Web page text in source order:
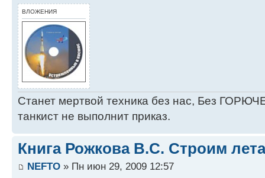
ВЛОЖЕНИЯ
Станет мертвой техника без нас, Без
танкист не выполнит приказ.
Книга Рожкова В.С. Строим
NEFTO » Пн июн 29, 2009 12:57